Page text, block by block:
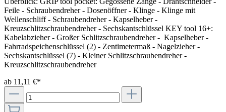
Feile - Schraubendreher - Dosenöffner - Klinge - Klinge mit
Wellenschliff - Schraubendreher - Kapselheber -
Kreuzschlitzschraubendreher - Sechskantschlüssel KEY tool 16+:
Kabelabzieher - Großer Schlitzschraubendreher - Kapselheber -
Fahrradspeichenschlüssel (2) - Zentimetermaß - Nagelzieher -
Sechskantschlüssel (7) - Kleiner Schlitzschraubendreher -
Kreuzschlitzschraubendreher
ab 11,11 €*